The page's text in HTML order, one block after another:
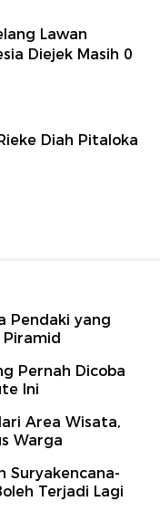
Lawan
Diejek Masih 0
Diah Pitaloka
Pendaki yang
Piramid
Pernah Dicoba
Ini
Area Wisata,
Warga
Suryakencana-
Terjadi Lagi